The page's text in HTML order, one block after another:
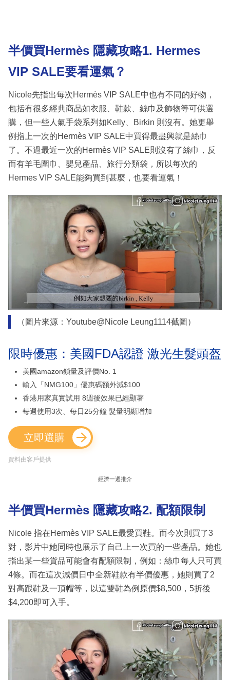
半價買Hermès 隱藏攻略1. Hermes
VIP SALE要看運氣？
Nicole先指出每次Hermès VIP SALE中也有不同的好物，
包括有很多經典商品如衣服、鞋款、絲巾及飾物等可供選
購，但一些人氣手袋系列如Kelly、Birkin 則沒有。她更舉
例指上一次的Hermès VIP SALE中買得最盡興就是絲巾
了。不過最近一次的Hermès VIP SALE則沒有了絲巾，反
而有羊毛圍巾、嬰兒產品、旅行分類袋，所以每次的
Hermes VIP SALE能夠買到甚麼，也要看運氣！
（圖片來源：Youtube@Nicole Leung1114截圖）
限時優惠：美國FDA認證 激光生髮頭盔
美國amazon鎖量及評價No. 1
輸入「NMG100」優惠碼額外減$100
香港用家真實試用 8週後效果已經顯著
每週使用3次、每日25分鐘 髮量明顯增加
立即選購
資料由客戶提供
經濟一週推介
半價買Hermès 隱藏攻略2. 配額限制
Nicole 指在Hermès VIP SALE最愛買鞋。而今次則買了3
對，影片中她同時也展示了自己上一次買的一些產品。她也
指出某一些貨品可能會有配額限制，例如：絲巾每人只可買
4條。而在這次減價日中全新鞋款有半價優惠，她則買了2
對高跟鞋及一頂帽等，以這雙鞋為例原價$8,500，5折後
$4,200即可入手。